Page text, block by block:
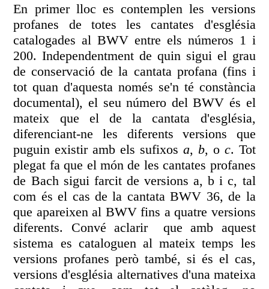
En primer lloc es contemplen les versions
profanes de totes les cantates d'església
catalogades al BWV entre els números 1 i
200. Independentment de quin sigui el grau
de conservació de la cantata profana (fins i
tot quan d'aquesta només se'n té constància
documental), el seu número del BWV és el
mateix que el de la cantata d'església,
diferenciant-ne les diferents versions que
puguin existir amb els sufixos a, b, o c. Tot
plegat fa que el món de les cantates profanes
de Bach sigui farcit de versions a, b i c, tal
com és el cas de la cantata BWV 36, de la
que apareixen al BWV fins a quatre versions
diferents. Convé aclarir que amb aquest
sistema es cataloguen al mateix temps les
versions profanes però també, si és el cas,
versions d'església alternatives d'una mateixa